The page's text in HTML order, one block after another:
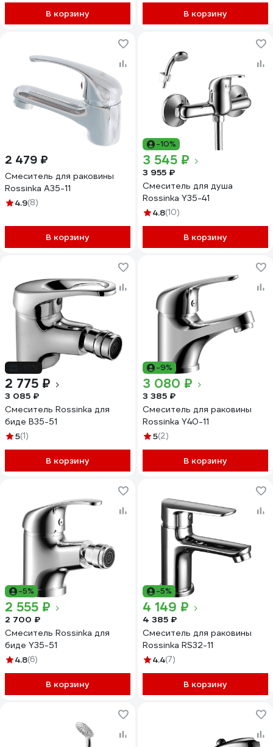
В корзину В корзину
2 479 ₽
Смеситель для раковины
Rossinka A35-11
4.9(8)
В корзину
-10%
3 545 ₽
3 955 ₽
Смеситель для душа
Rossinka Y35-41
4.8(10)
В корзину
2 775 ₽
3 085 ₽
Смеситель Rossinka для
биде B35-51
5(1)
В корзину
-9%
3 080 ₽
3 385 ₽
Смеситель для раковины
Rossinka Y40-11
5(2)
В корзину
-5%
2 555 ₽
2 700 ₽
Смеситель Rossinka для
биде Y35-51
4.8(6)
В корзину
-5%
4 149 ₽
4 385 ₽
Смеситель для раковины
Rossinka RS32-11
4.4(7)
В корзину